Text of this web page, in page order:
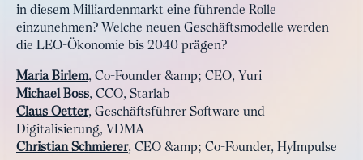
in diesem Milliardenmarkt eine führende Rolle
einzunehmen? Welche neuen Geschäftsmodelle werden
die LEO-Ökonomie bis 2040 prägen?
Maria Birlem, Co-Founder &amp; CEO, Yuri
Michael Boss, CCO, Starlab
Claus Oetter, Geschäftsführer Software und
Digitalisierung, VDMA
Christian Schmierer, CEO &amp; Co-Founder, HyImpulse